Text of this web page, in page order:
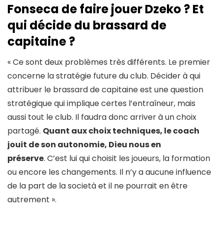
Fonseca de faire jouer Dzeko ? Et
qui décide du brassard de
capitaine ?
« Ce sont deux problèmes très différents. Le premier
concerne la stratégie future du club. Décider à qui
attribuer le brassard de capitaine est une question
stratégique qui implique certes l’entraîneur, mais
aussi tout le club. Il faudra donc arriver à un choix
partagé. Quant aux choix techniques, le coach
jouit de son autonomie, Dieu nous en
préserve. C’est lui qui choisit les joueurs, la formation
ou encore les changements. Il n’y a aucune influence
de la part de la società et il ne pourrait en être
autrement ».